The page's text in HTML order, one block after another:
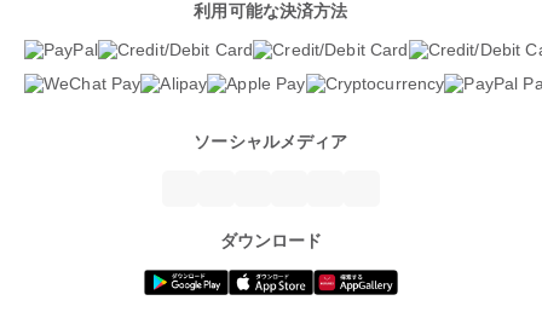
利用可能な決済方法
ソーシャルメディア
ダウンロード